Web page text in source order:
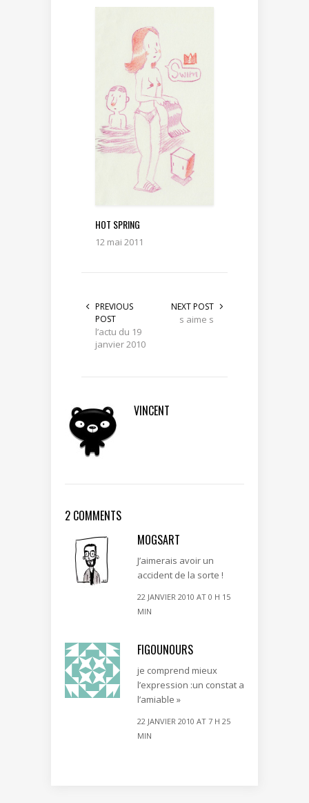
HOT SPRING
12 mai 2011
PREVIOUS
POST
l’actu du 19
janvier 2010
NEXT POST
s aime s
VINCENT
2 COMMENTS
MOGSART
J’aimerais avoir un
accident de la sorte !
22 JANVIER 2010 AT 0 H 15
MIN
FIGOUNOURS
je comprend mieux
l’expression :un constat a
l’amiable »
22 JANVIER 2010 AT 7 H 25
MIN